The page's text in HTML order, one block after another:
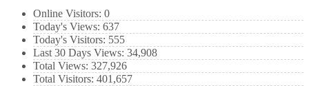
Online Visitors: 0
Today's Views: 637
Today's Visitors: 555
Last 30 Days Views: 34,908
Total Views: 327,926
Total Visitors: 401,657